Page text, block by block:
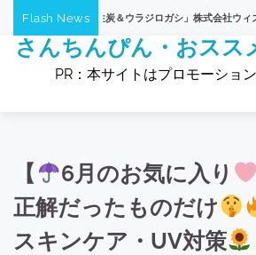
content
Flash News
＆ウラジロガシ」株式会社ウィズペティ 【犬用サプリ
さんちんぴん・おスス
PR：本サイトはプロモーショ
【 6月のお気に入り
正解だったものだけ
スキンケア・UV対策